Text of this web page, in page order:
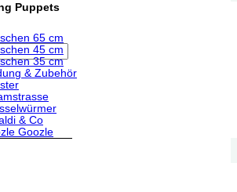
Puppets
65 cm
45 cm
35 cm
& Zubehör
& Co
Goozle